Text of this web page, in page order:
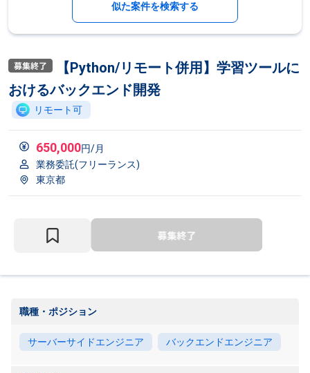
似た案件を検索する
【Python/リモート併用】学習ツールに
おけるバックエンド開発
リモート可
650,000円/月
業務委託(フリーランス)
東京都
職種・ポジション
サーバーサイドエンジニア バックエンドエンジニア